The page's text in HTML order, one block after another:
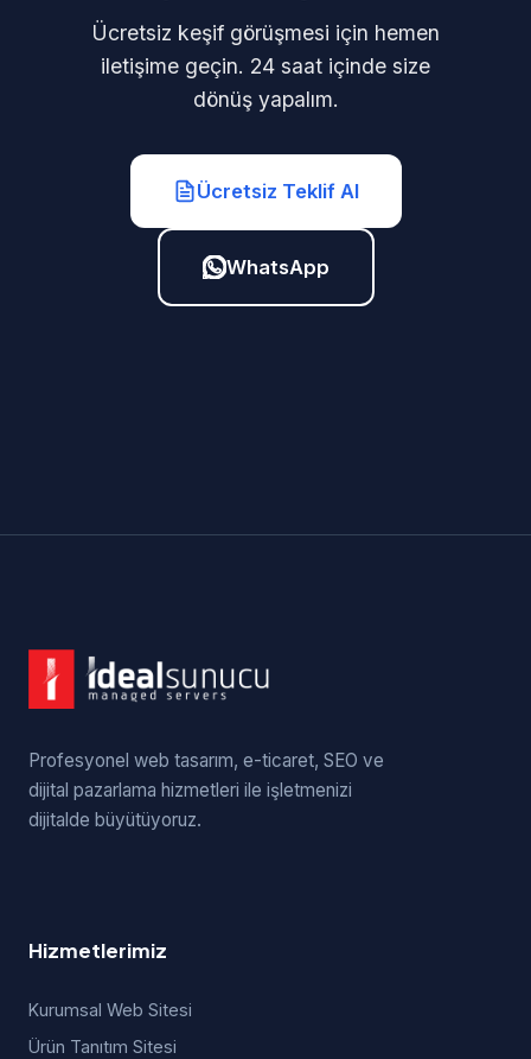
Ücretsiz keşif görüşmesi için hemen
iletişime geçin. 24 saat içinde size
dönüş yapalım.
Ücretsiz Teklif Al
WhatsApp
Profesyonel web tasarım, e-ticaret, SEO ve
dijital pazarlama hizmetleri ile işletmenizi
dijitalde büyütüyoruz.
Hizmetlerimiz
Kurumsal Web Sitesi
Ürün Tanıtım Sitesi